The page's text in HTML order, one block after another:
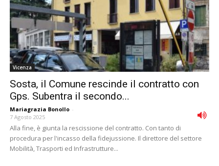
Vicenza
Sosta, il Comune rescinde il contratto con
Gps. Subentra il secondo...
Mariagrazia Bonollo -
7 Agosto 2025
Alla fine, è giunta la rescissione del contratto. Con tanto di
procedura per l'incasso della fidejussione. Il direttore del settore
Mobilità, Trasporti ed Infrastrutture...